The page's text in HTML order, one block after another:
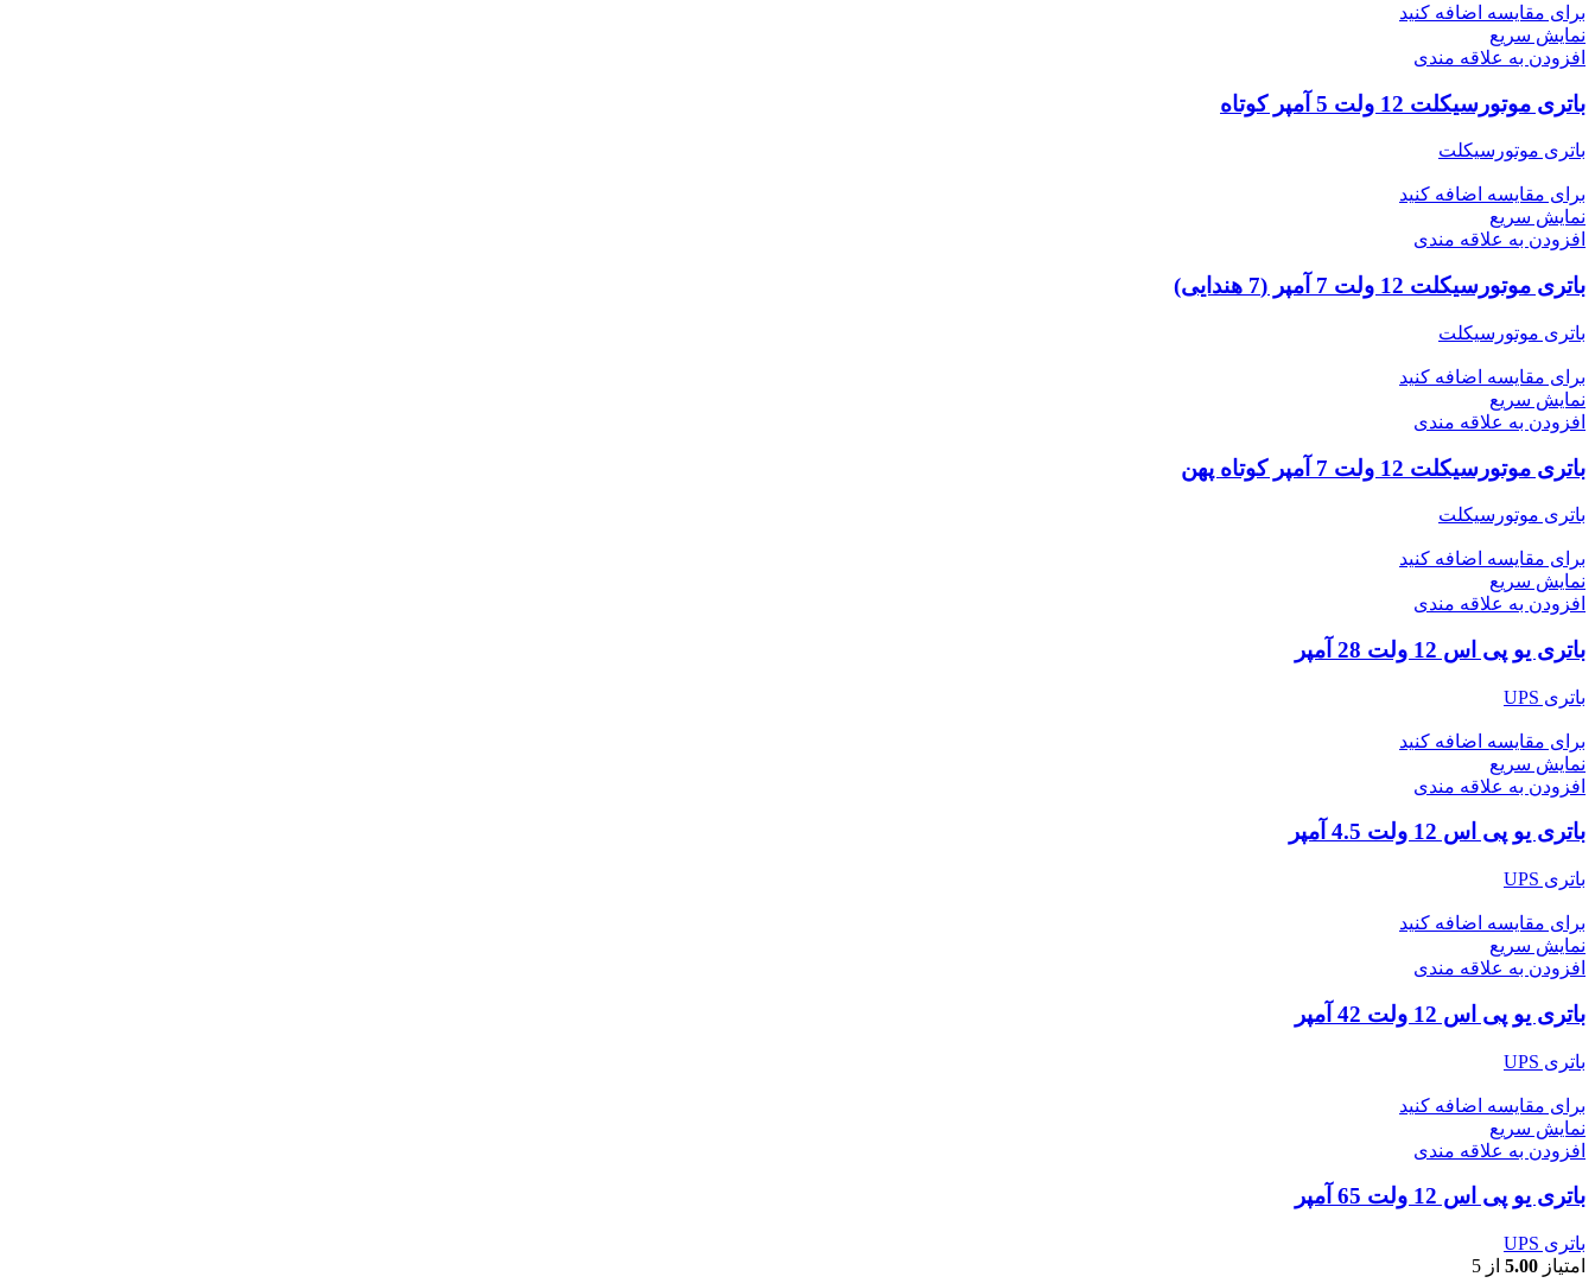
برای مقایسه اضافه کنید
نمایش سریع
افزودن به علاقه مندی
باتری موتورسیکلت 12 ولت 5 آمپر کوتاه
باتری موتورسیکلت
برای مقایسه اضافه کنید
نمایش سریع
افزودن به علاقه مندی
باتری موتورسیکلت 12 ولت 7 آمپر (7 هندایی)
باتری موتورسیکلت
برای مقایسه اضافه کنید
نمایش سریع
افزودن به علاقه مندی
باتری موتورسیکلت 12 ولت 7 آمپر کوتاه پهن
باتری موتورسیکلت
برای مقایسه اضافه کنید
نمایش سریع
افزودن به علاقه مندی
باتری یو پی اس 12 ولت 28 آمپر
باتری UPS
برای مقایسه اضافه کنید
نمایش سریع
افزودن به علاقه مندی
باتری یو پی اس 12 ولت 4.5 آمپر
باتری UPS
برای مقایسه اضافه کنید
نمایش سریع
افزودن به علاقه مندی
باتری یو پی اس 12 ولت 42 آمپر
باتری UPS
برای مقایسه اضافه کنید
نمایش سریع
افزودن به علاقه مندی
باتری یو پی اس 12 ولت 65 آمپر
باتری UPS
امتیاز 5.00 از 5